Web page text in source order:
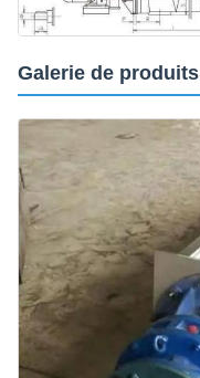
Galerie de produits